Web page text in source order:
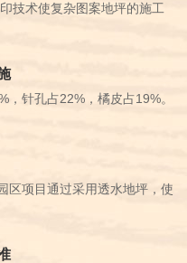
技术使复杂图案地坪的施工
针孔占22%，橘皮占19%。
区项目通过采用透水地坪，使